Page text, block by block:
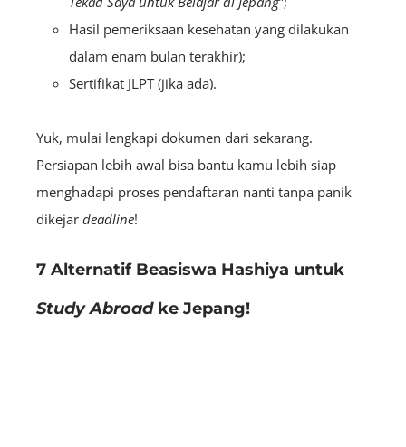
Hasil pemeriksaan kesehatan yang dilakukan
dalam enam bulan terakhir);
Sertifikat JLPT (jika ada).
Yuk, mulai lengkapi dokumen dari sekarang.
Persiapan lebih awal bisa bantu kamu lebih siap
menghadapi proses pendaftaran nanti tanpa panik
dikejar deadline!
7 Alternatif Beasiswa Hashiya untuk
Study Abroadke Jepang!